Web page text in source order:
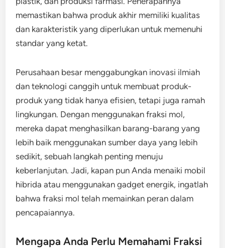
memastikan bahwa produk akhir memiliki kualitas
dan karakteristik yang diperlukan untuk memenuhi
standar yang ketat.
Perusahaan besar menggabungkan inovasi ilmiah
dan teknologi canggih untuk membuat produk-
produk yang tidak hanya efisien, tetapi juga ramah
lingkungan. Dengan menggunakan fraksi mol,
mereka dapat menghasilkan barang-barang yang
lebih baik menggunakan sumber daya yang lebih
sedikit, sebuah langkah penting menuju
keberlanjutan. Jadi, kapan pun Anda menaiki mobil
hibrida atau menggunakan gadget energik, ingatlah
bahwa fraksi mol telah memainkan peran dalam
pencapaiannya.
Mengapa Anda Perlu Memahami Fraksi